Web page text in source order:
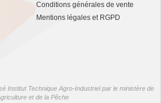
Conditions générales de vente
Mentions légales et RGPD
Institut Technique Agro-Industriel par le ministère de
et de la Pêche